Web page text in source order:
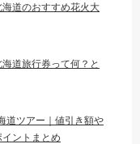
道のおすすめ花火大
道旅行券って何？と
道ツアー｜値引き額や
ントまとめ